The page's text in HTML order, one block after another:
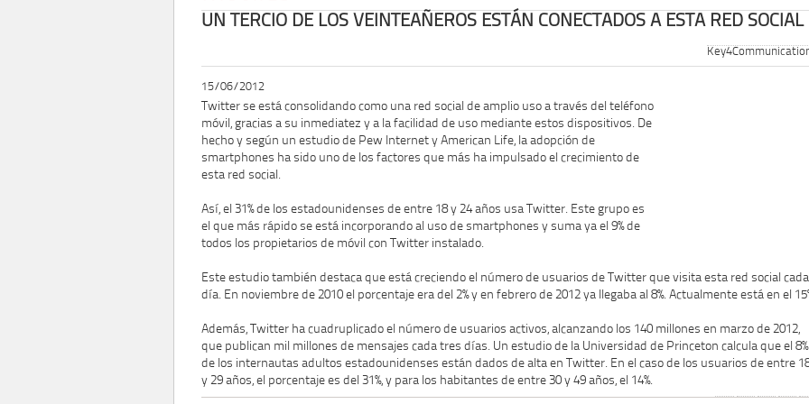
UN TERCIO DE LOS VEINTEAÑEROS ESTÁN CONECTADOS A ESTA RED SOCIAL
15/06/2012
Twitter se está consolidando como una red social de amplio uso a través del teléfono
móvil, gracias a su inmediatez y a la facilidad de uso mediante estos dispositivos. De
hecho y según un estudio de Pew Internet y American Life, la adopción de
smartphones ha sido uno de los factores que más ha impulsado el crecimiento de
esta red social.
Así, el 31% de los estadounidenses de entre 18 y 24 años usa Twitter. Este grupo es
el que más rápido se está incorporando al uso de smartphones y suma ya el 9% de
todos los propietarios de móvil con Twitter instalado.
Este estudio también destaca que está creciendo el número de usuarios de Twitter que visita esta red social cada
día. En noviembre de 2010 el porcentaje era del 2% y en febrero de 2012 ya llegaba al 8%. Actualmente está en el
Además, Twitter ha cuadruplicado el número de usuarios activos, alcanzando los 140 millones en marzo de 2012,
que publican mil millones de mensajes cada tres días. Un estudio de la Universidad de Princeton calcula que el 8%
de los internautas adultos estadounidenses están dados de alta en Twitter. En el caso de los usuarios de entre
y 29 años, el porcentaje es del 31%, y para los habitantes de entre 30 y 49 años, el 14%.